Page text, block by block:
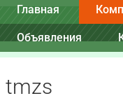
Главная
Объявления
tmzs